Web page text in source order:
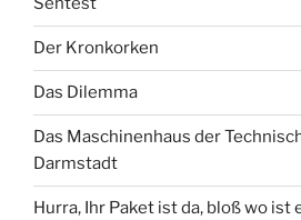
Der Kronkorken
Das Dilemma
Das Maschinenhaus der
Darmstadt
Hurra, Ihr Paket ist da, bloß wo ist